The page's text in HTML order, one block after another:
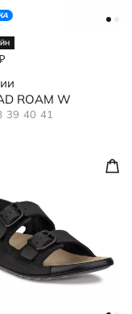
ROAM W
39 40 41